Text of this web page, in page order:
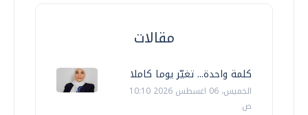
مقالات
كلمة واحدة... تغيّر يوما كاملا
الخميس، 06 اغسطس 2026 10:10
ص